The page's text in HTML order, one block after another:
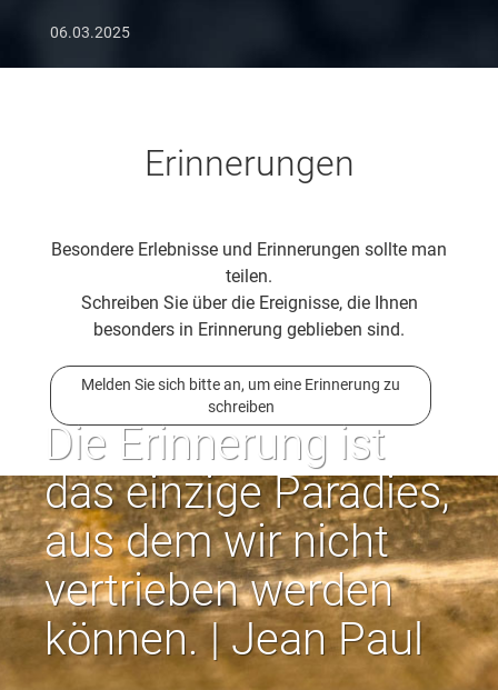
06.03.2025
Erinnerungen
Besondere Erlebnisse und Erinnerungen sollte man
teilen.
Schreiben Sie über die Ereignisse, die Ihnen
besonders in Erinnerung geblieben sind.
Melden Sie sich bitte an, um eine Erinnerung zu
schreiben
Die Erinnerung ist
das einzige Paradies,
aus dem wir nicht
vertrieben werden
können. | Jean Paul